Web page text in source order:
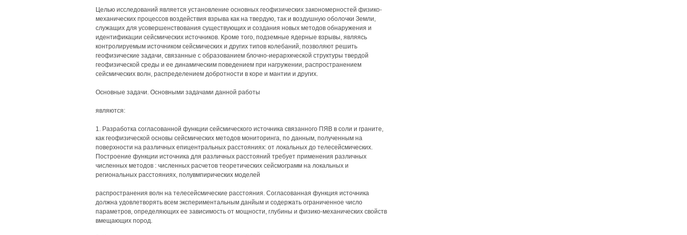
Целью исследований является установление основных геофизических закономерностей физико-
механических процессов воздействия взрыва как на твердую, так и воздушную оболочки Земли,
служащих для усовершенствования существующих и создания новых методов обнаружения и
идентификации сейсмических источников. Кроме того, подземные ядерные взрывы, являясь
контролируемым источником сейсмических и других типов колебаний, позволяют решить
геофизические задачи, связанные с образованием блочно-иерархкческой структуры твердой
геофизической среды и ее динамическим поведением при нагружении, распространением
сейсмических волн, распределением добротности в коре и мантии и других.
Основные задачи. Основными задачами данной работы
являются:
1. Разработка согласованной функции сейсмического источника связанного ПЯВ в соли и граните,
как геофизической основы сейсмических методов мониторинга, по данным, полученным на
поверхности на различных епицентральных расстояниях: от локальных до телесейсмических.
Построение функции источника для различных расстояний требует применения различных
численных методов : численных расчетов теоретических сейсмограмм на локальных и
региональных расстояниях, полувмпирических моделей
распространения волн на телесейсмические расстояния. Согласованная функция источника
должна удовлетворять всем экспериментальным данйым и содержать ограниченное число
параметров, определяющих ее зависимость от мощности, глубины и физико-механических свойств
вмещающих пород.